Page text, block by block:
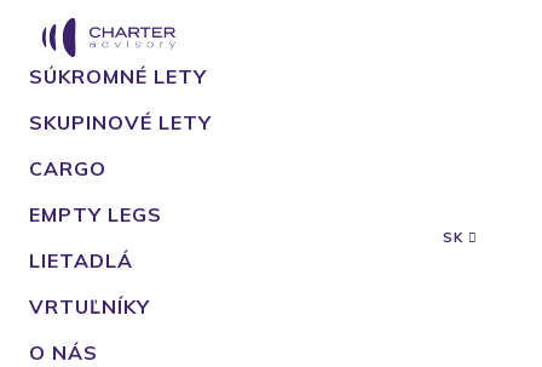
SÚKROMNÉ LETY
SKUPINOVÉ LETY
CARGO
EMPTY LEGS
LIETADLÁ
VRTUĽNÍKY
O NÁS
SK